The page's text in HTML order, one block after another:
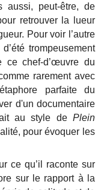
peut-être, de
retrouver la lueur
Pour voir l’autre
trompeusement
ce chef-d’œuvre du
rarement avec
parfaite du
d'un documentaire
au style de Plein
pour évoquer les
ce qu’il raconte sur
sur le rapport à la